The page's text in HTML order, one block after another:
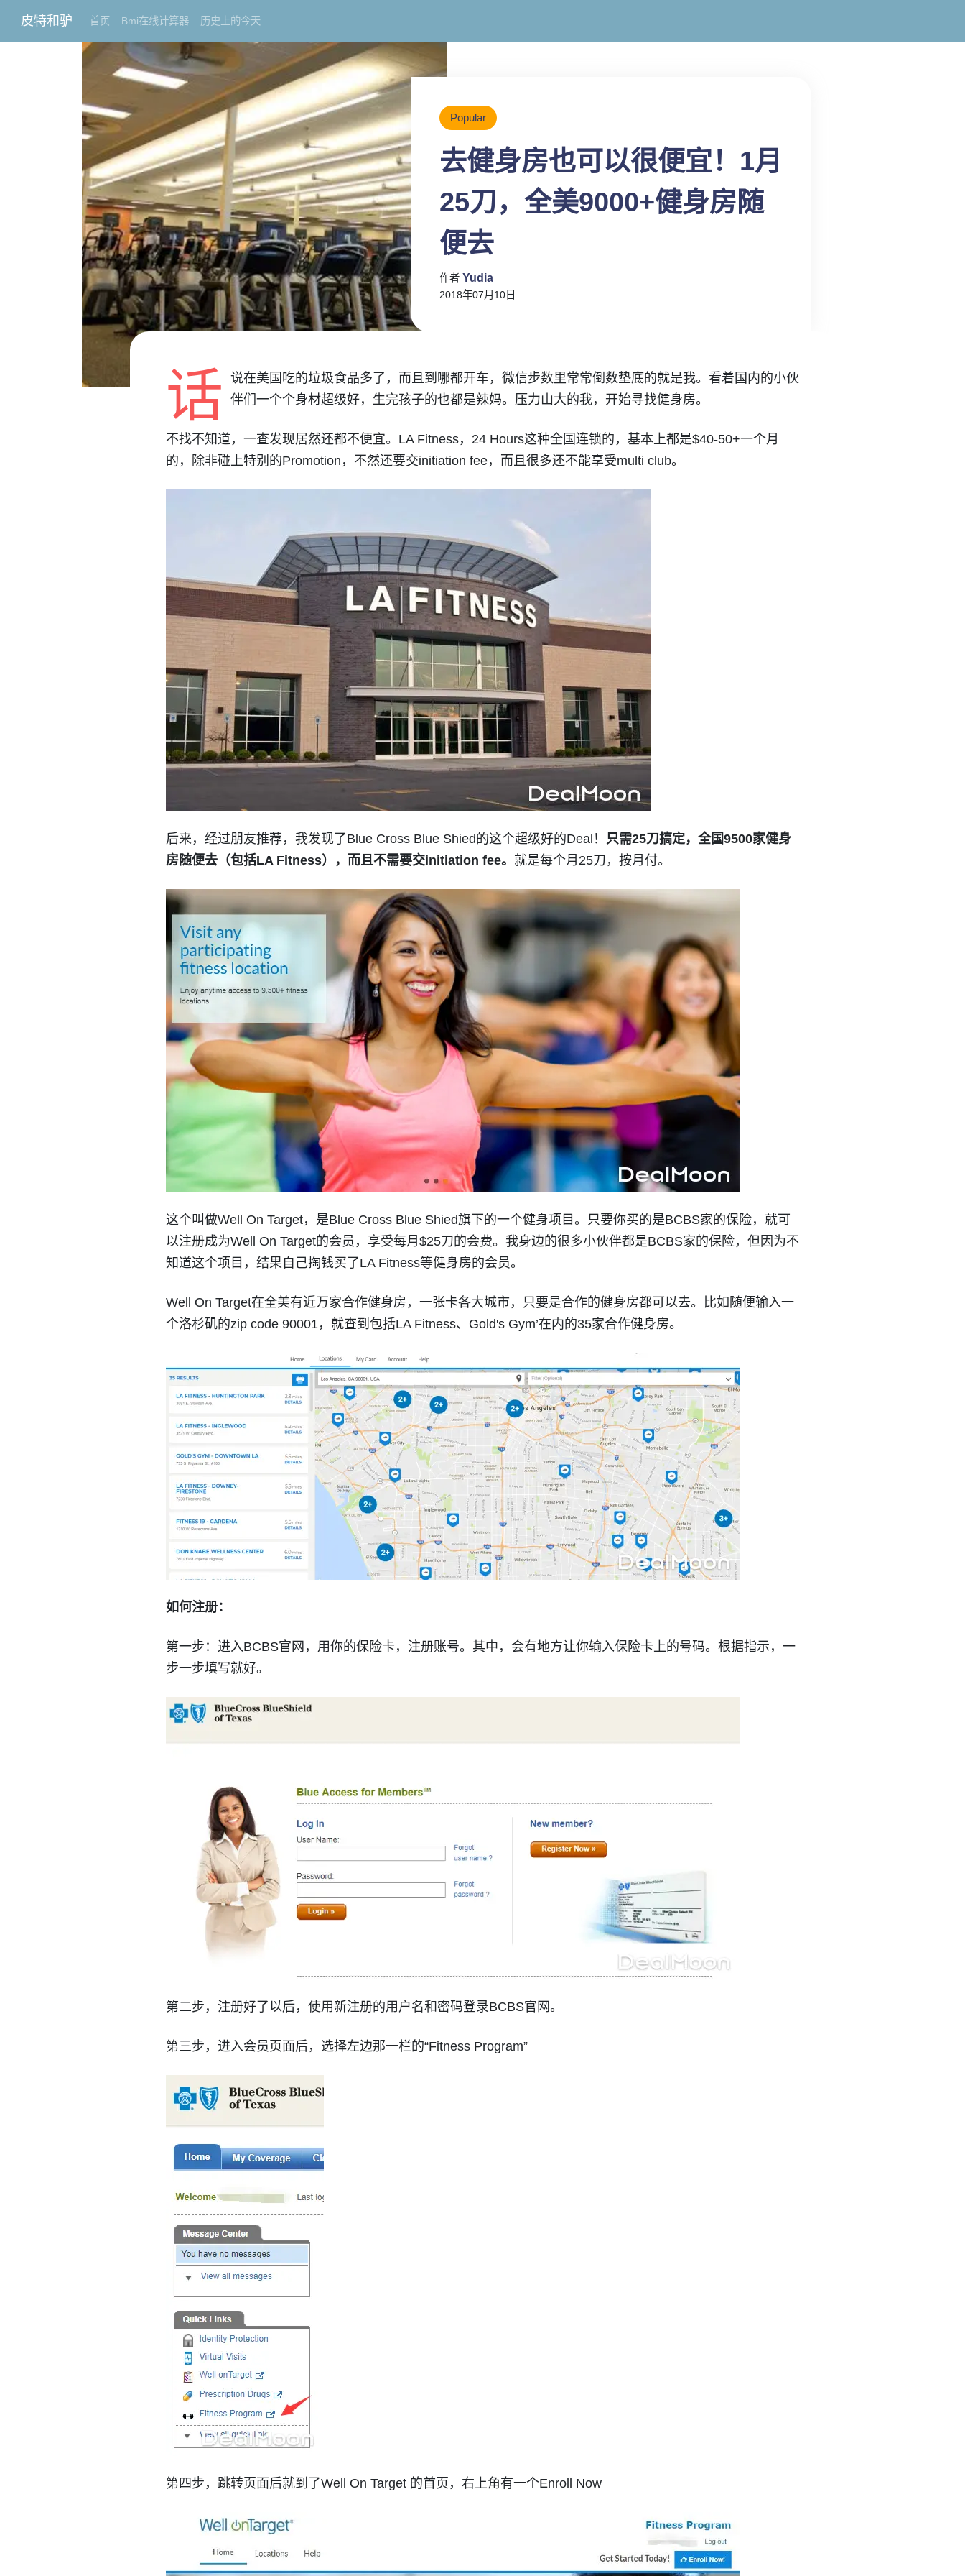
皮特和驴 首页 Bmi在线计算器 历史上的今天
Popular
去健身房也可以很便宜！1月
25刀，全美9000+健身房随
便去
作者 Yudia
2018年07月10日
话
说在美国吃的垃圾食品多了，而且到哪都开车，微信步数里常常倒数垫底的就是我。看着国内的小伙
伴们一个个身材超级好，生完孩子的也都是辣妈。压力山大的我，开始寻找健身房。
不找不知道，一查发现居然还都不便宜。LA Fitness，24 Hours这种全国连锁的，基本上都是$40-50+一个月
的，除非碰上特别的Promotion，不然还要交initiation fee，而且很多还不能享受multi club。
后来，经过朋友推荐，我发现了Blue Cross Blue Shied的这个超级好的Deal！ 只需25刀搞定，全国9500家健身
房随便去（包括LA Fitness），而且不需要交initiation fee。 就是每个月25刀，按月付。
这个叫做Well On Target，是Blue Cross Blue Shied旗下的一个健身项目。只要你买的是BCBS家的保险，就可
以注册成为Well On Target的会员，享受每月$25刀的会费。我身边的很多小伙伴都是BCBS家的保险，但因为不
知道这个项目，结果自己掏钱买了LA Fitness等健身房的会员。
Well On Target在全美有近万家合作健身房，一张卡各大城市，只要是合作的健身房都可以去。比如随便输入一
个洛杉矶的zip code 90001，就查到包括LA Fitness、Gold's Gym’在内的35家合作健身房。
如何注册：
第一步：进入BCBS官网，用你的保险卡，注册账号。其中，会有地方让你输入保险卡上的号码。根据指示，一
步一步填写就好。
第二步，注册好了以后，使用新注册的用户名和密码登录BCBS官网。
第三步，进入会员页面后，选择左边那一栏的“Fitness Program”
第四步，跳转页面后就到了Well On Target 的首页，右上角有一个Enroll Now